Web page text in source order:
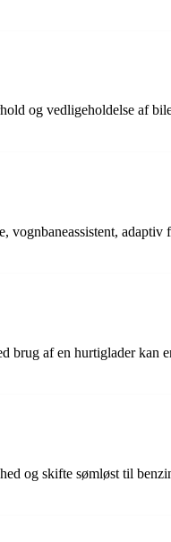
og vedligeholdelse af
af en hurtiglader kan
og skifte sømløst til